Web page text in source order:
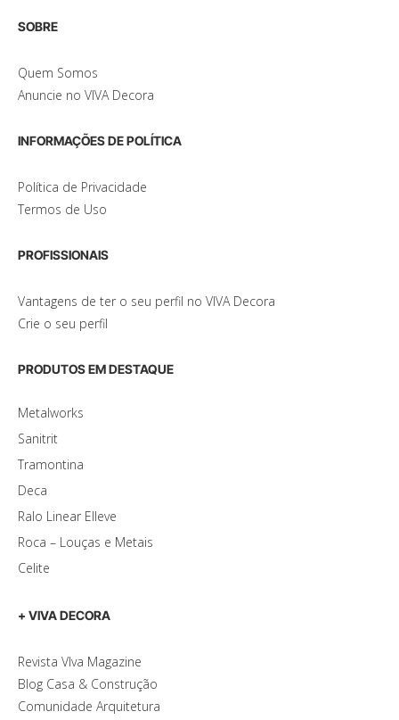
SOBRE
Quem Somos
Anuncie no VIVA Decora
INFORMAÇÕES DE POLÍTICA
Política de Privacidade
Termos de Uso
PROFISSIONAIS
Vantagens de ter o seu perfil no VIVA Decora
Crie o seu perfil
PRODUTOS EM DESTAQUE
Metalworks
Sanitrit
Tramontina
Deca
Ralo Linear Elleve
Roca – Louças e Metais
Celite
+ VIVA DECORA
Revista VIva Magazine
Blog Casa & Construção
Comunidade Arquitetura